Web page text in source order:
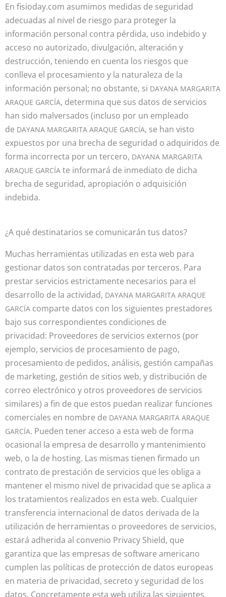
En fisioday.com asumimos medidas de seguridad
adecuadas al nivel de riesgo para proteger la
información personal contra pérdida, uso indebido y
acceso no autorizado, divulgación, alteración y
destrucción, teniendo en cuenta los riesgos que
conlleva el procesamiento y la naturaleza de la
información personal; no obstante, si DAYANA MARGARITA
ARAQUE GARCÍA, determina que sus datos de servicios
han sido malversados (incluso por un empleado
de DAYANA MARGARITA ARAQUE GARCÍA, se han visto
expuestos por una brecha de seguridad o adquiridos de
forma incorrecta por un tercero, DAYANA MARGARITA
ARAQUE GARCÍA te informará de inmediato de dicha
brecha de seguridad, apropiación o adquisición
indebida.
¿A qué destinatarios se comunicarán tus datos?
Muchas herramientas utilizadas en esta web para
gestionar datos son contratadas por terceros. Para
prestar servicios estrictamente necesarios para el
desarrollo de la actividad, DAYANA MARGARITA ARAQUE
GARCÍA comparte datos con los siguientes prestadores
bajo sus correspondientes condiciones de
privacidad: Proveedores de servicios externos (por
ejemplo, servicios de procesamiento de pago,
procesamiento de pedidos, análisis, gestión campañas
de marketing, gestión de sitios web, y distribución de
correo electrónico y otros proveedores de servicios
similares) a fin de que estos puedan realizar funciones
comerciales en nombre de DAYANA MARGARITA ARAQUE
GARCÍA. Pueden tener acceso a esta web de forma
ocasional la empresa de desarrollo y mantenimiento
web, o la de hosting. Las mismas tienen firmado un
contrato de prestación de servicios que les obliga a
mantener el mismo nivel de privacidad que se aplica a
los tratamientos realizados en esta web. Cualquier
transferencia internacional de datos derivada de la
utilización de herramientas o proveedores de servicios,
estará adherida al convenio Privacy Shield, que
garantiza que las empresas de software americano
cumplen las políticas de protección de datos europeas
en materia de privacidad, secreto y seguridad de los
datos. Concretamente esta web utiliza las siguientes